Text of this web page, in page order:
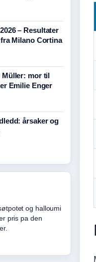
– Resultater
Milano Cortina
Müller: mor til
Emilie Enger
årsaker og
JBL Tune 770NC
Hold gjerne